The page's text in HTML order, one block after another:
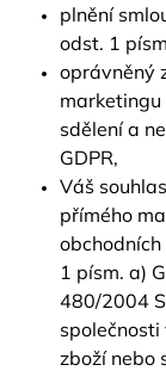
plnění
odst. 1
oprávněný
marketingu
sdělení a
GDPR,
Váš
přímého
1 písm. a)
480/2004
zboží nebo